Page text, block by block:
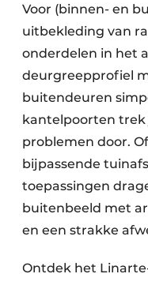
Voor (binnen- en
uitbekleding van
onderdelen in het
deurgreepprofiel
buitendeuren
kantelpoorten trek
problemen door.
bijpassende
toepassingen
buitenbeeld met
en een strakke
Ontdek het